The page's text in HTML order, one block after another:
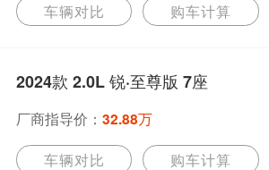
车辆对比 购车计算
2024款 2.0L 锐·至尊版 7座
厂商指导价： 32.88万
车辆对比 购车计算